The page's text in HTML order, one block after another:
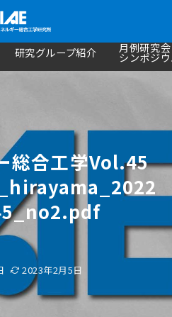
研究グループ紹介 月例研究
シンポジ
総合工学Vol.45
2023年2月5日